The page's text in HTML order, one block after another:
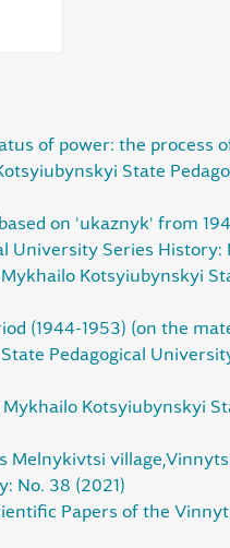
of power: the process
State
on 'ukaznyk' from
University Series History:
Kotsyiubynskyi
(1944-1953) (on the
Pedagogical
Kotsyiubynskyi
Melnykivtsi
No. 38 (2021)
Papers of the